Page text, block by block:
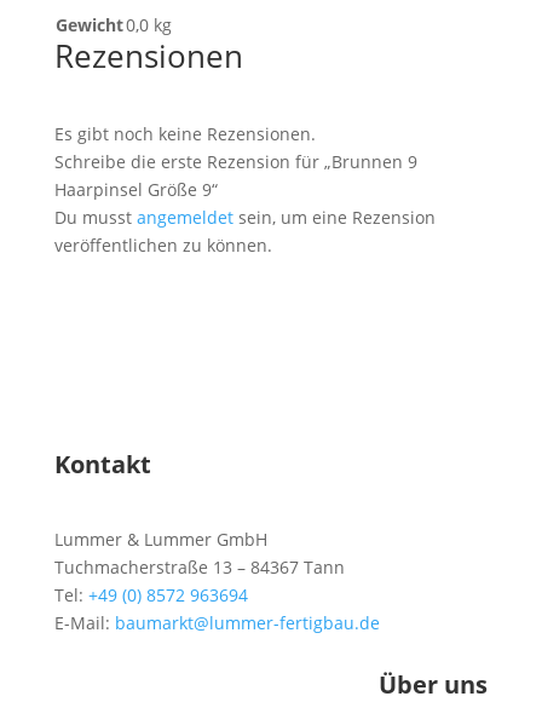
Gewicht0,0 kg
Rezensionen
Es gibt noch keine Rezensionen.
Schreibe die erste Rezension für „Brunnen 9
Haarpinsel Größe 9“
Du musst angemeldetsein, um eine Rezension
veröffentlichen zu können.
Kontakt
Lummer & Lummer GmbH
Tuchmacherstraße 13 – 84367 Tann
Tel: +49 (0) 8572 963694
E-Mail: baumarkt@lummer-fertigbau.de
Über uns